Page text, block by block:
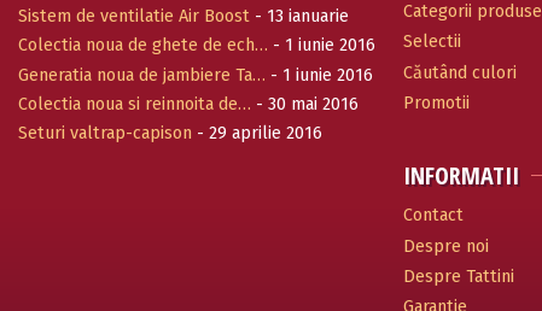
Sistem de ventilatie Air Boost- 13 ianuarie
2017
Colectia noua de ghete de ech… - 1 iunie 2016
Generatia noua de jambiere Ta… - 1 iunie 2016
Colectia noua si reinnoita de… - 30 mai 2016
Seturi valtrap-capison - 29 aprilie 2016
Categorii produse
Selectii
Căutând culori
Promotii
INFORMATII
Contact
Despre noi
Despre Tattini
Garantie